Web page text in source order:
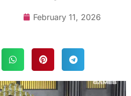
February 11, 2026